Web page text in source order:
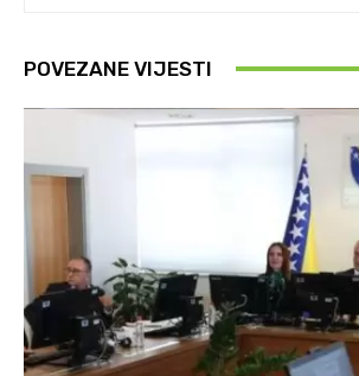
POVEZANE VIJESTI